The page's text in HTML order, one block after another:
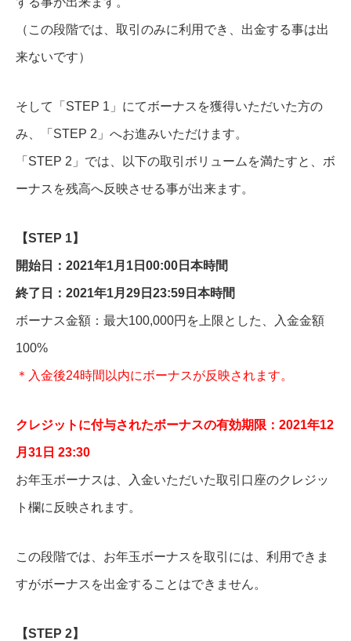
（この段階では、取引のみに利用でき、出金する事は出
来ないです）
そして「STEP 1」にてボーナスを獲得いただいた方の
み、「STEP 2」へお進みいただけます。
「STEP 2」では、以下の取引ボリュームを満たすと、ボ
ーナスを残高へ反映させる事が出来ます。
【STEP 1】
開始日：2021年1月1日00:00日本時間
終了日：2021年1月29日23:59日本時間
ボーナス金額：最大100,000円を上限とした、入金金額
100%
＊入金後24時間以内にボーナスが反映されます。
クレジットに付与されたボーナスの有効期限：2021年12
月31日 23:30
お年玉ボーナスは、入金いただいた取引口座のクレジッ
ト欄に反映されます。
この段階では、お年玉ボーナスを取引には、利用できま
すがボーナスを出金することはできません。
【STEP 2】